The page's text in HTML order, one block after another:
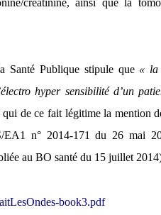
Santé Publique stipule que « la
hyper sensibilité d’un
qui de ce fait légitime la mention
EA1 n° 2014-171 du 26 mai
au BO santé du 15 juillet
book3.pdf